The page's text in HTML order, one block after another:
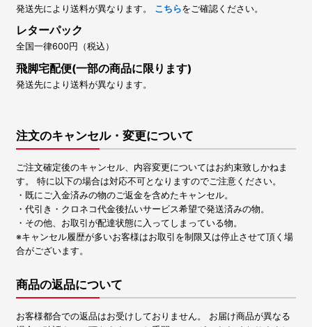
発送先により送料が異なります。 こちらをご確認ください。
レターパック
全国一律600円（税込）
飛脚宅配便(一部の商品に限ります)
発送先により送料が異なります。
注文のキャンセル・変更について
ご注文確定後のキャンセル、内容変更についてはお約束致しかねま
す。 特に以下の場合は対応不可となりますのでご注意ください。
・既にご入金済みの物のご返金を含めたキャンセル。
・代引き・クロネコ代金後払いサービス希望で発送済みの物。
・その他、お取引が配達状態に入ってしまっている物。
※キャンセル履歴が多いお客様はお取引を制限又は停止させて頂く場
合がございます。
商品の返品について
お客様都合での返品はお受けしておりません。 お届け商品が異なる